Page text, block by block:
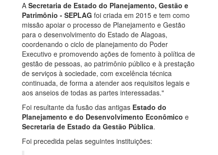
A Secretaria de Estado do Planejamento, Gestão e
Patrimônio - SEPLAG foi criada em 2015 e tem como
missão apoiar o processo de Planejamento e Gestão
para o desenvolvimento do Estado de Alagoas,
coordenando o ciclo de planejamento do Poder
Executivo e promovendo ações de fomento à política de
gestão de pessoas, ao patrimônio público e à prestação
de serviços à sociedade, com excelência técnica
continuada, de forma a atender aos requisitos legais e
aos anseios de todas as partes interessadas."
Foi resultante da fusão das antigas Estado do
Planejamento e do Desenvolvimento Econômico e
Secretaria de Estado da Gestão Pública.
Foi precedida pelas seguintes instituições: